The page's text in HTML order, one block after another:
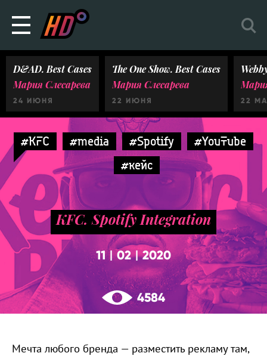
D&AD. Best Cases
Мария Слесарева
24 ИЮНЯ
The One Show. Best Cases
Мария Слесарева
22 ИЮНЯ 22
#KFC #media #Spotify
#YouTube
#кейс
KFC. Spotify Integration
11 02|2020
4584
Мечта любого бренда — разместить рекламу там,